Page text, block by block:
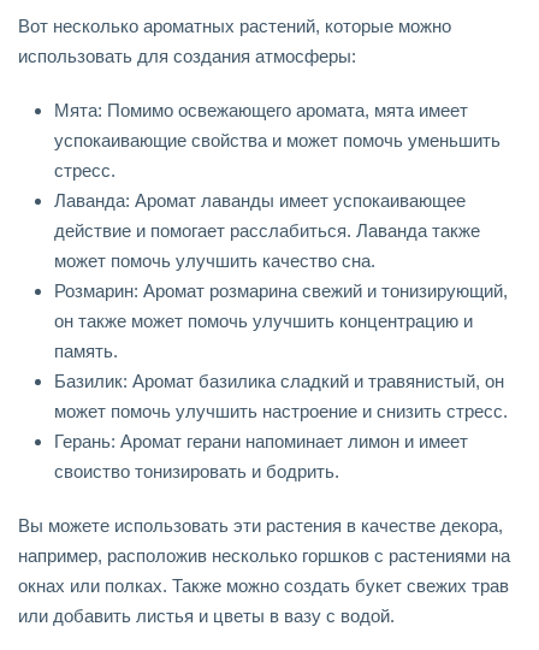
Вот несколько ароматных растений, которые можно
использовать для создания атмосферы:
Мята: Помимо освежающего аромата, мята имеет
успокаивающие свойства и может помочь уменьшить
стресс.
Лаванда: Аромат лаванды имеет успокаивающее
действие и помогает расслабиться. Лаванда также
может помочь улучшить качество сна.
Розмарин: Аромат розмарина свежий и тонизирующий,
он также может помочь улучшить концентрацию и
память.
Базилик: Аромат базилика сладкий и травянистый, он
может помочь улучшить настроение и снизить стресс.
Герань: Аромат герани напоминает лимон и имеет
своиство тонизировать и бодрить.
Вы можете использовать эти растения в качестве декора,
например, расположив несколько горшков с растениями на
окнах или полках. Также можно создать букет свежих трав
или добавить листья и цветы в вазу с водой.